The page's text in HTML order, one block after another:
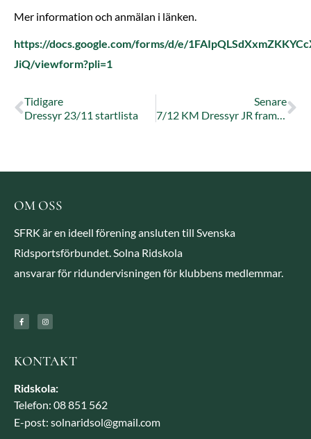
Mer information och anmälan i länken.
https://docs.google.com/forms/d/e/
JiQ/viewform?pli=1
Tidigare
Dressyr 23/11 startlista
Senare
7/12 KM Dressyr JR framflyttad – istället vanlig klubbtävling för SR
OM OSS
SFRK är en ideell förening ansluten till Svenska
Ridsportsförbundet. Solna Ridskola
ansvarar för ridundervisningen för klubbens medlemmar.
KONTAKT
Ridskola:
Telefon: 08 851 562
E-post: solnaridsol@gmail.com